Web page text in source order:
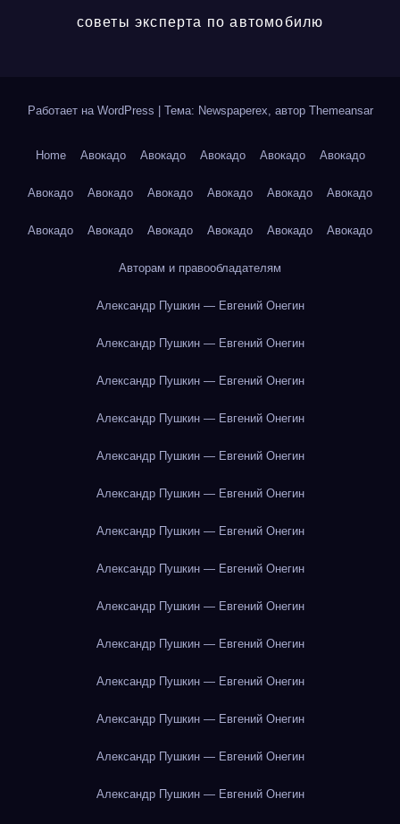
советы эксперта по автомобилю
Работает на WordPress Тема: Newspaperex, автор Themeansar
Home Авокадо Авокадо Авокадо Авокадо Авокадо
Авокадо Авокадо Авокадо Авокадо Авокадо Авокадо
Авокадо Авокадо Авокадо Авокадо Авокадо Авокадо
Авторам и правообладателям
Александр Пушкин — Евгений Онегин
Александр Пушкин — Евгений Онегин
Александр Пушкин — Евгений Онегин
Александр Пушкин — Евгений Онегин
Александр Пушкин — Евгений Онегин
Александр Пушкин — Евгений Онегин
Александр Пушкин — Евгений Онегин
Александр Пушкин — Евгений Онегин
Александр Пушкин — Евгений Онегин
Александр Пушкин — Евгений Онегин
Александр Пушкин — Евгений Онегин
Александр Пушкин — Евгений Онегин
Александр Пушкин — Евгений Онегин
Александр Пушкин — Евгений Онегин